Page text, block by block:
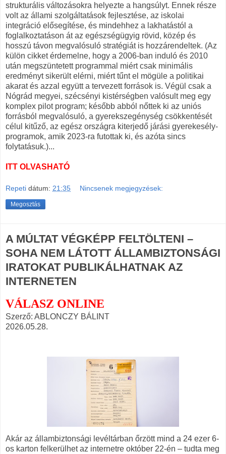
strukturális változásokra helyezte a hangsúlyt. Ennek része
volt az állami szolgáltatások fejlesztése, az iskolai
integráció elősegítése, és mindehhez a lakhatástól a
foglalkoztatáson át az egészségügyig rövid, közép és
hosszú távon megvalósuló stratégiát is hozzárendeltek. (Az
külön cikket érdemelne, hogy a 2006-ban induló és 2010
után megszüntetett programmal miért csak minimális
eredményt sikerült elérni, miért tűnt el mögüle a politikai
akarat és azzal együtt a tervezett források is. Végül csak a
Nógrád megyei, szécsényi kistérségben valósult meg egy
komplex pilot program; később abból nőttek ki az uniós
forrásból megvalósuló, a gyerekszegénység csökkentését
célul kitűző, az egész országra kiterjedő járási gyerekesély-
programok, amik 2023-ra futottak ki, és azóta sincs
folytatásuk.)...
ITT OLVASHATÓ
Repeti dátum: 21:35 Nincsenek megjegyzések:
Megosztás
A MÚLTAT VÉGKÉPP FELTÖLTENI –
SOHA NEM LÁTOTT ÁLLAMBIZTONSÁGI
IRATOKAT PUBLIKÁLHATNAK AZ
INTERNETEN
VÁLASZ ONLINE
Szerző: ABLONCZY BÁLINT
2026.05.28.
Akár az állambiztonsági levéltárban őrzött mind a 24 ezer 6-
os karton felkerülhet az internetre október 22-én – tudta meg